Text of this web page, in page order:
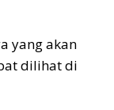
yang akan
dilihat di